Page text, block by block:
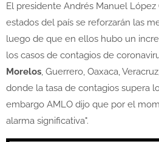
El presidente Andrés Manuel López
estados del país se reforzarán las
luego de que en ellos hubo un
los casos de contagios de
Morelos, Guerrero, Oaxaca,
donde la tasa de contagios supera
embargo AMLO dijo que por el
alarma significativa".